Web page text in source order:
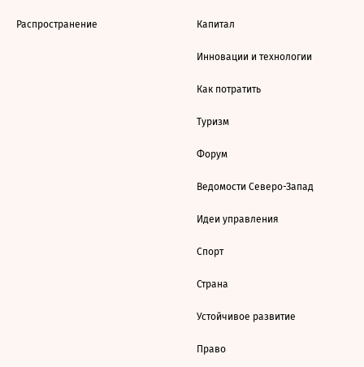
Распространение Капитал
Инновации и технологии
Как потратить
Туризм
Форум
Ведомости Северо-Запад
Идеи управления
Спорт
Страна
Устойчивое развитие
Право